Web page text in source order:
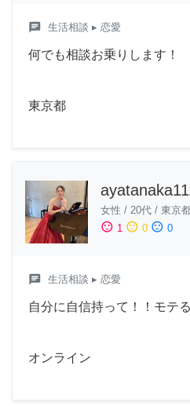
chat 生活相談 ▸ 恋愛
何でも相談お乗りします！
東京都
女性 / 20代 / 東京
sentiment_satisfied 1 sentiment_neutral 0 sentiment_dissatisfied 0
chat 生活相談 ▸ 恋愛
自分に自信持って！！モテ
オンライン